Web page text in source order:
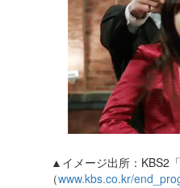
▲イメージ出所：KBS2
（www.kbs.co.kr/